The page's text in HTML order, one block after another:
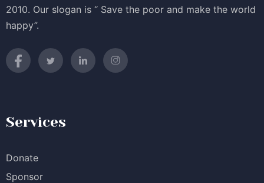
2010. Our slogan is “ Save the poor and make the world
happy”.
Services
Donate
Sponsor